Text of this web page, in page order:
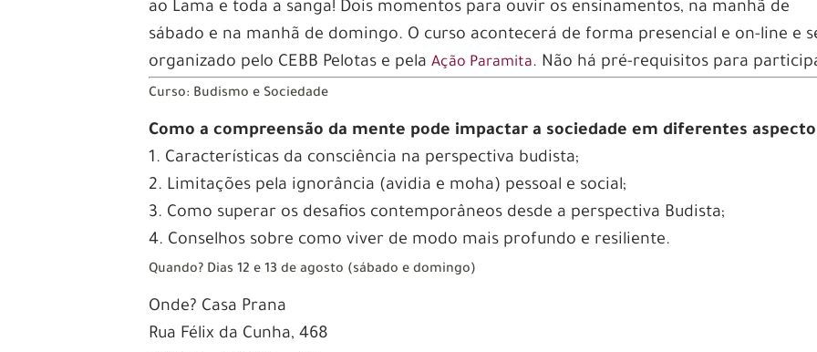
ao Lama e toda a sanga! Dois momentos para ouvir os ensinamentos, na manhã de
sábado e na manhã de domingo. O curso acontecerá de forma presencial e on-line e
organizado pelo CEBB Pelotas e pelaAção Paramita. Não há pré-requisitos para
Curso: Budismo e Sociedade
Como a compreensão da mente pode impactar a sociedade em diferentes
1. Características da consciência na perspectiva budista;
2. Limitações pela ignorância (avidia e moha) pessoal e social;
3. Como superar os desafios contemporâneos desde a perspectiva Budista;
4. Conselhos sobre como viver de modo mais profundo e resiliente.
Quando? Dias 12 e 13 de agosto (sábado e domingo)
Onde? Casa Prana
Rua Félix da Cunha, 468